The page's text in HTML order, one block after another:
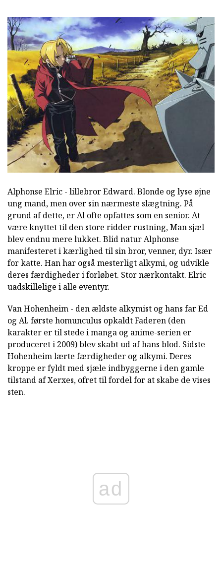
Alphonse Elric - lillebror Edward. Blonde og lyse øjne
ung mand, men over sin nærmeste slægtning. På
grund af dette, er Al ofte opfattes som en senior. At
være knyttet til den store ridder rustning, Man sjæl
blev endnu mere lukket. Blid natur Alphonse
manifesteret i kærlighed til sin bror, venner, dyr. Især
for katte. Han har også mesterligt alkymi, og udvikle
deres færdigheder i forløbet. Stor nærkontakt. Elric
uadskillelige i alle eventyr.
Van Hohenheim - den ældste alkymist og hans far Ed
og Al. første homunculus opkaldt Faderen (den
karakter er til stede i manga og anime-serien er
produceret i 2009) blev skabt ud af hans blod. Sidste
Hohenheim lærte færdigheder og alkymi. Deres
kroppe er fyldt med sjæle indbyggerne i den gamle
tilstand af Xerxes, ofret til fordel for at skabe de vises
sten.
ad